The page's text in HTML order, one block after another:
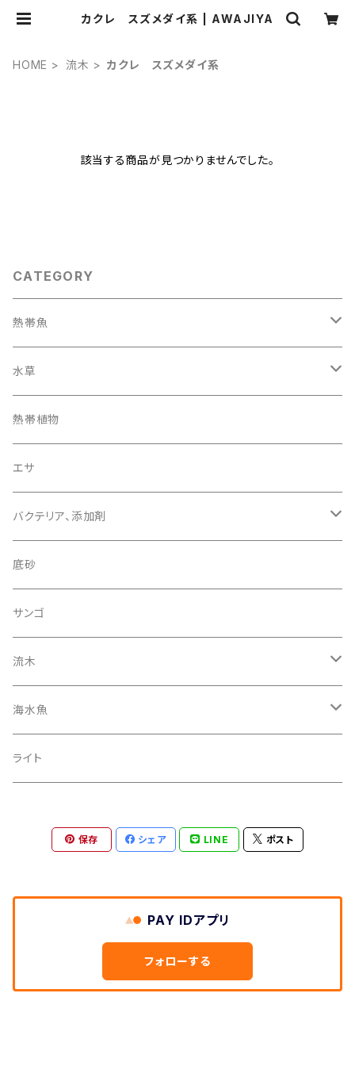
カクレ スズメダイ系 | AWAJIYA
HOME 流木 カクレ スズメダイ系
該当する商品が見つかりませんでした。
CATEGORY
熱帯魚
スネークヘッド その他
コリドラス プレコなど
小型美魚
水草
エキノドルス クリプトコリネ など
ブセファランドラその他
ブセファランドラ
熱帯植物
エサ
バクテリア、添加剤
ADA グリーンブライティ
底砂
サンゴ
流木
カクレ スズメダイ系
ハギ
海水魚
クマノミ スズメダイ
ライト
保存 シェア LINE ポスト
PAY IDアプリ
フォローする